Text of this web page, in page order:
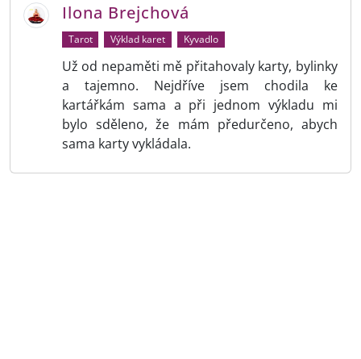
Ilona Brejchová
Tarot Výklad karet Kyvadlo
Už od nepaměti mě přitahovaly karty, bylinky
a tajemno. Nejdříve jsem chodila ke
kartářkám sama a při jednom výkladu mi
bylo sděleno, že mám předurčeno, abych
sama karty vykládala.